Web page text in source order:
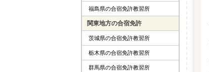
福島県の合宿免許教習所
関東地方の合宿免許
茨城県の合宿免許教習所
栃木県の合宿免許教習所
群馬県の合宿免許教習所